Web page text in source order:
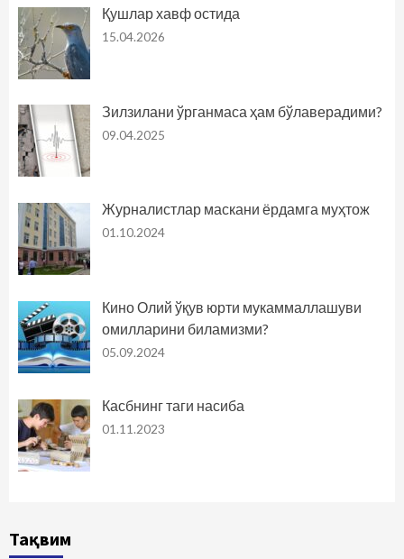
Қушлар хавф остида
15.04.2026
Зилзилани ўрганмаса ҳам бўлаверадими?
09.04.2025
Журналистлар маскани ёрдамга муҳтож
01.10.2024
Кино Олий ўқув юрти мукаммаллашуви
омилларини биламизми?
05.09.2024
Касбнинг таги насиба
01.11.2023
Тақвим